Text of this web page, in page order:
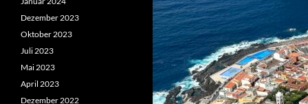
Dezember 2023
Oktober 2023
Juli 2023
Mai 2023
April 2023
Dezember 2022